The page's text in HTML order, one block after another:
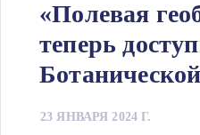
«Полевая
теперь
23 ЯНВАРЯ 2024 Г.